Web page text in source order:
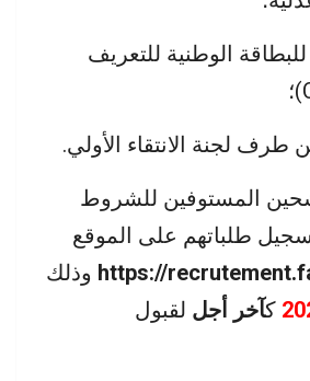
الوطنية للتعريف
طرف لجنة الانتقاء الأولي.
المستوفين للشروط
طلباتهم على الموقع
https:// وذلك
كآخر أجل لقبول